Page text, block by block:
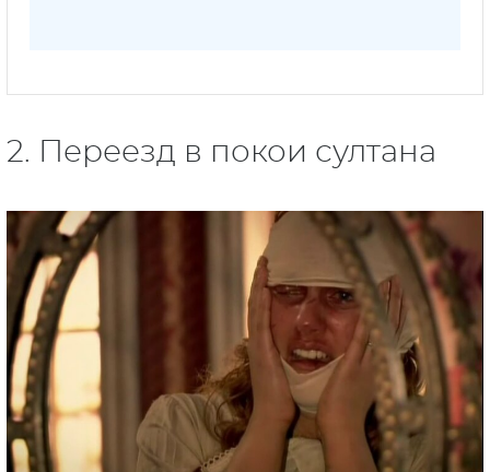
2. Переезд в покои султана